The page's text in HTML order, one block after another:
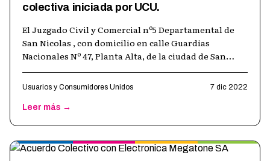
colectiva iniciada por UCU.
El Juzgado Civil y Comercial nº5 Departamental de
San Nicolas , con domicilio en calle Guardias
Nacionales Nº 47, Planta Alta, de la ciudad de San
Usuarios y Consumidores Unidos 7 dic 2022
Leer más →